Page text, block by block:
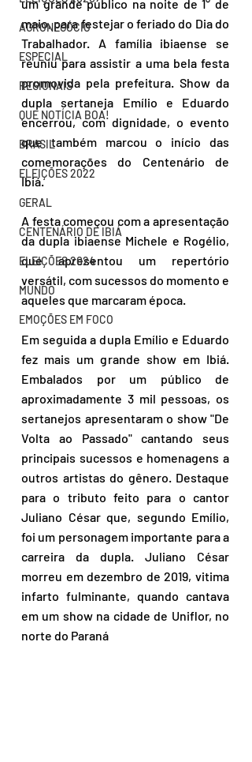
AGRONEGÓCIO
ESPECIAL
REGIONAIS
QUE NOTÍCIA BOA!
BRASIL
ELEIÇÕES 2022
GERAL
CENTENÁRIO DE IBIÁ
ELEIÇÕES 2024
MUNDO
EMOÇÕES EM FOCO
um grande público na noite de 1° de
maio, para festejar o feriado do Dia do
Trabalhador. A família ibiaense se
reuniu para assistir a uma bela festa
promovida pela prefeitura. Show da
dupla sertaneja Emílio e Eduardo
encerrou, com dignidade, o evento
que também marcou o início das
comemorações do Centenário de
Ibiá.
A festa começou com a apresentação
da dupla ibiaense Michele e Rogélio,
que apresentou um repertório
versátil, com sucessos do momento e
aqueles que marcaram época.
Em seguida a dupla Emílio e Eduardo
fez mais um grande show em Ibiá.
Embalados por um público de
aproximadamente 3 mil pessoas, os
sertanejos apresentaram o show "De
Volta ao Passado" cantando seus
principais sucessos e homenagens a
outros artistas do gênero. Destaque
para o tributo feito para o cantor
Juliano César que, segundo Emílio,
foi um personagem importante para a
carreira da dupla. Juliano César
morreu em dezembro de 2019, vitima
infarto fulminante, quando cantava
em um show na cidade de Uniflor, no
norte do Paraná